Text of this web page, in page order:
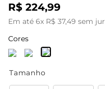
R$ 224,99
Em até 6x R$ 37,49 sem
Cores
Tamanho